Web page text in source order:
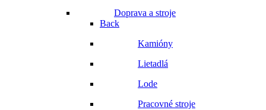
Doprava a stroje
Back
Kamióny
Lietadlá
Lode
Pracovné stroje